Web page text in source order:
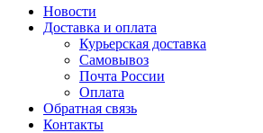
Новости
Доставка и оплата
Курьерская доставка
Самовывоз
Почта России
Оплата
Обратная связь
Контакты